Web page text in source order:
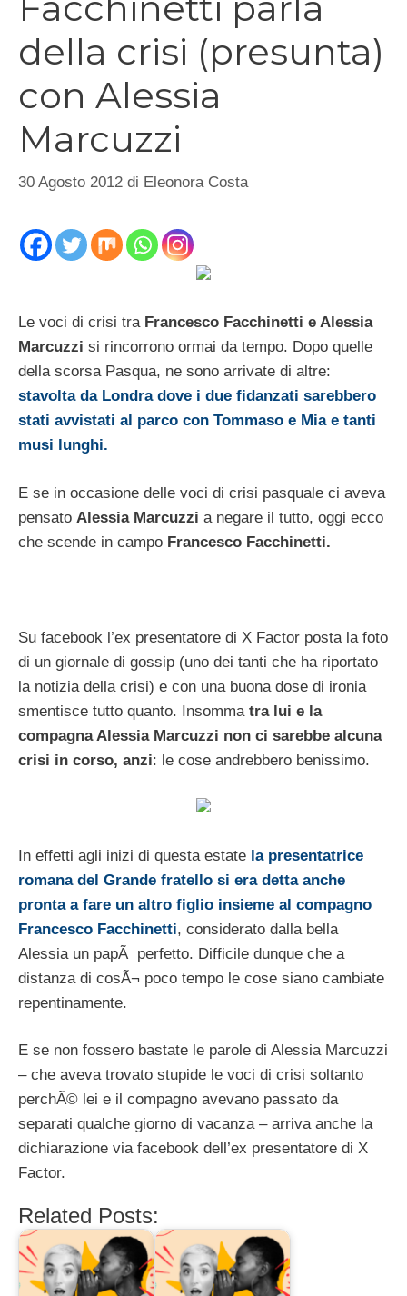
della crisi (presunta)
con Alessia
Marcuzzi
30 Agosto 2012 di Eleonora Costa
Le voci di crisi tra Francesco Facchinetti e Alessia
Marcuzzi si rincorrono ormai da tempo. Dopo quelle
della scorsa Pasqua, ne sono arrivate di altre:
stavolta da Londra dove i due fidanzati sarebbero
stati avvistati al parco con Tommaso e Mia e tanti
musi lunghi.
E se in occasione delle voci di crisi pasquale ci aveva
pensato Alessia Marcuzzi a negare il tutto, oggi ecco
che scende in campo Francesco Facchinetti.
Su facebook l’ex presentatore di X Factor posta la foto
di un giornale di gossip (uno dei tanti che ha riportato
la notizia della crisi) e con una buona dose di ironia
smentisce tutto quanto. Insomma tra lui e la
compagna Alessia Marcuzzi non ci sarebbe alcuna
crisi in corso, anzi: le cose andrebbero benissimo.
In effetti agli inizi di questa estate la presentatrice
romana del Grande fratello si era detta anche
pronta a fare un altro figlio insieme al compagno
Francesco Facchinetti, considerato dalla bella
Alessia un papÃ perfetto. Difficile dunque che a
distanza di cosÃ¬ poco tempo le cose siano cambiate
repentinamente.
E se non fossero bastate le parole di Alessia Marcuzzi
– che aveva trovato stupide le voci di crisi soltanto
perchÃ© lei e il compagno avevano passato da
separati qualche giorno di vacanza – arriva anche la
dichiarazione via facebook dell’ex presentatore di X
Factor.
Related Posts: